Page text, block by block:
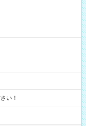
い！